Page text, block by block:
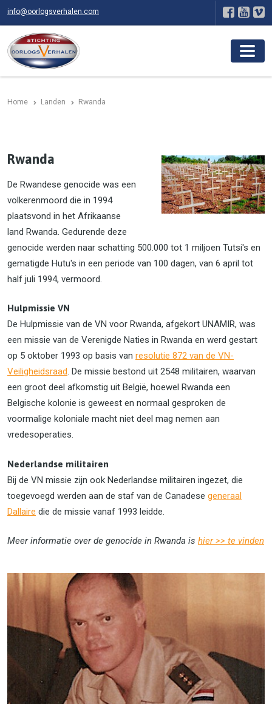
info@oorlogsverhalen.com
Home Landen Rwanda
Rwanda
De Rwandese genocide was een
volkerenmoord die in 1994
plaatsvond in het Afrikaanse
land Rwanda. Gedurende deze
genocide werden naar schatting 500.000 tot 1 miljoen Tutsi's en
gematigde Hutu's in een periode van 100 dagen, van 6 april tot
half juli 1994, vermoord.
Hulpmissie VN
De Hulpmissie van de VN voor Rwanda, afgekort UNAMIR, was
een missie van de Verenigde Naties in Rwanda en werd gestart
op 5 oktober 1993 op basis van resolutie 872 van de VN-
Veiligheidsraad. De missie bestond uit 2548 militairen, waarvan
een groot deel afkomstig uit België, hoewel Rwanda een
Belgische kolonie is geweest en normaal gesproken de
voormalige koloniale macht niet deel mag nemen aan
vredesoperaties.
Nederlandse militairen
Bij de VN missie zijn ook Nederlandse militairen ingezet, die
toegevoegd werden aan de staf van de Canadese generaal
Dallaire die de missie vanaf 1993 leidde.
Meer informatie over de genocide in Rwanda is hier >> te vinden